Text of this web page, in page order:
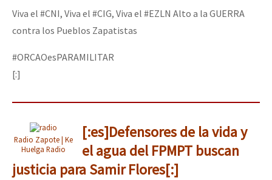
Viva el #CNI, Viva el #CIG, Viva el #EZLN Alto a la GUERRA
contra los Pueblos Zapatistas
#ORCAOesPARAMILITAR
[:]
Radio Zapote | Ke
Huelga Radio
[:es]Defensores de la vida y
el agua del FPMPT buscan
justicia para Samir Flores[:]